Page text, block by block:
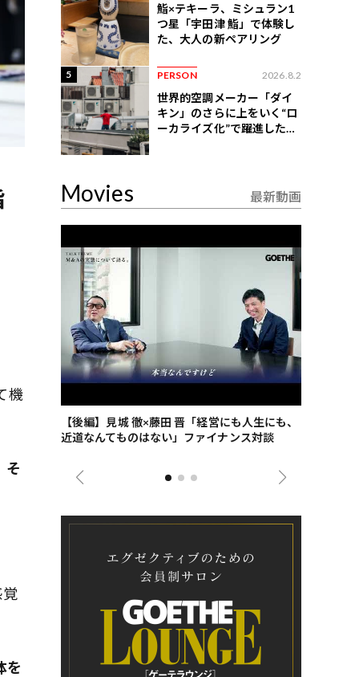
機
そ
を
鮨×テキーラ、ミシュラン1
つ星「宇田津 鮨」で体験し
た、大人の新ペアリング
5 PERSON 2026.8.2
世界的空調メーカー「ダイ
キン」のさらに上をいく“ロ
ーカライズ化”で躍進したイ
Movies 最新動画
【後編】見城 徹×藤田 晋「経営にも人生にも、
近道なんてものはない」ファイナンス対談